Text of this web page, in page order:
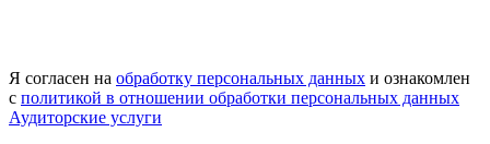
Я согласен на обработку персональных данных и ознакомлен
с политикой в отношении обработки персональных данных
Аудиторские услуги